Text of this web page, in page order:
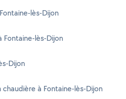
lès-Dijon
Fontaine-lès-Dijon
Dijon
à Fontaine-lès-Dijon